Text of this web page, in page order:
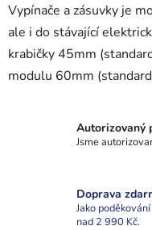
Vypínače a zásuvky je
ale i do stávající
krabičky 45mm
modulu 60mm
Autorizovaný
Jsme
Doprava
Jako
nad 2 990 Kč.